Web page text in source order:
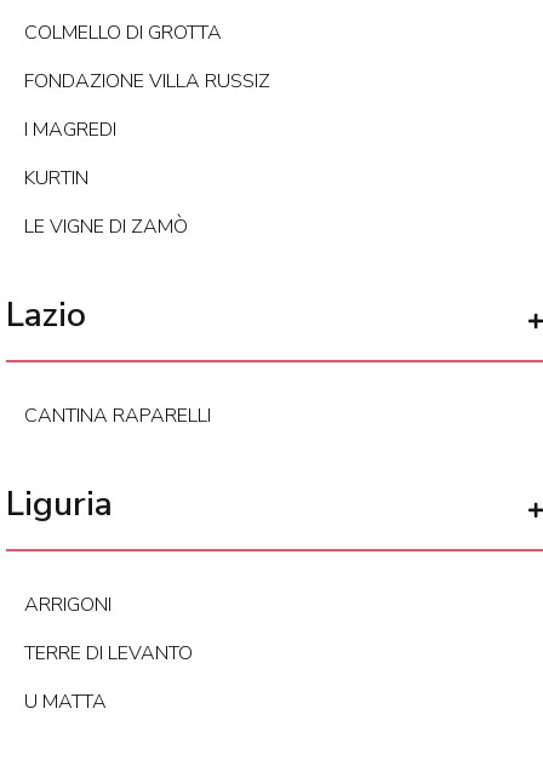
COLMELLO DI GROTTA
FONDAZIONE VILLA RUSSIZ
I MAGREDI
KURTIN
LE VIGNE DI ZAMÒ
Lazio
CANTINA RAPARELLI
Liguria
ARRIGONI
TERRE DI LEVANTO
U MATTA